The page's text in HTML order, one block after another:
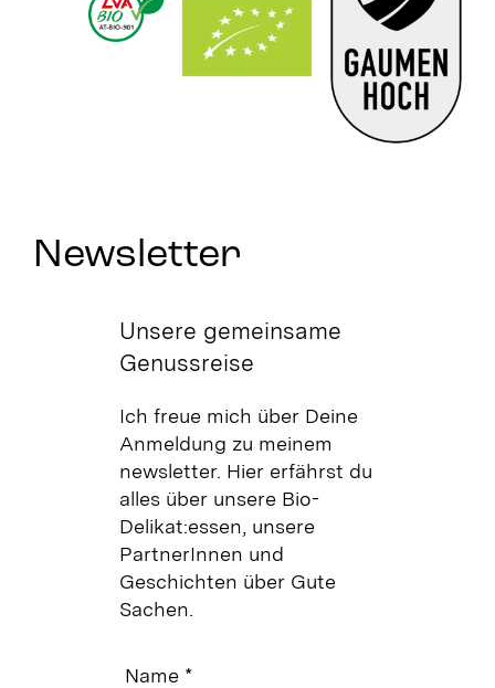
Newsletter
Unsere gemeinsame
Genussreise
Ich freue mich über Deine
Anmeldung zu meinem
newsletter. Hier erfährst du
alles über unsere Bio-
Delikat:essen, unsere
PartnerInnen und
Geschichten über Gute
Sachen.
Name *